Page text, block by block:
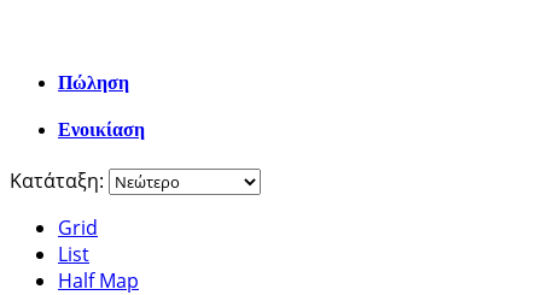
Πώληση
Ενοικίαση
Κατάταξη:
Grid
List
Half Map